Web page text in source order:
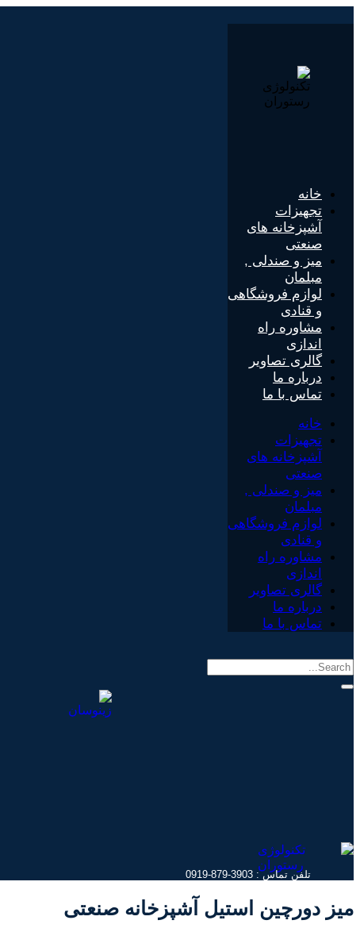
به
خانه
تجهیزات
آشپزخانه های
صنعتی
میز و صندلی ,
مبلمان
لوازم فروشگاهی
و قنادی
مشاوره راه
اندازی
گالری تصاویر
درباره ما
تماس با ما
خانه
تجهیزات
آشپزخانه های
صنعتی
میز و صندلی ,
مبلمان
لوازم فروشگاهی
و قنادی
مشاوره راه
اندازی
گالری تصاویر
درباره ما
تماس با ما
تلفن تماس : 3903-879-0919
میز دورچین استیل آشپزخانه صنعتی